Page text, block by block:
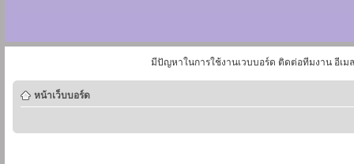
มีปัญหาในการใช้งานเวบบอร์ด ติดต่อทีมงาน อีเม
หน้าเว็บบอร์ด